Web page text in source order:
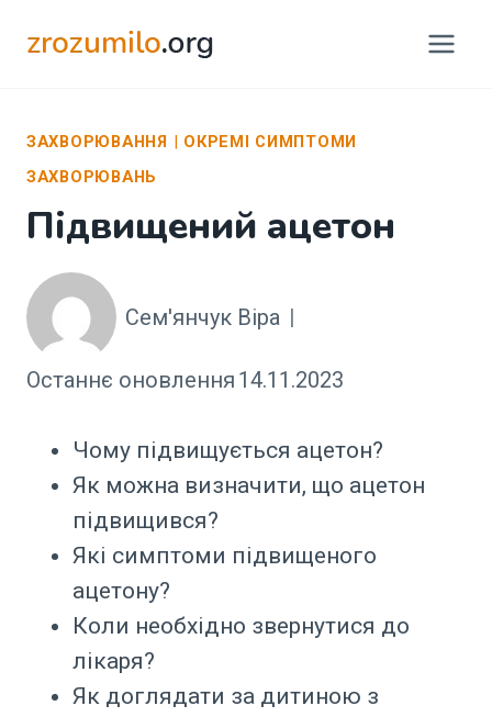
ЗАХВОРЮВАННЯ | ОКРЕМІ СИМПТОМИ
ЗАХВОРЮВАНЬ
Підвищений ацетон
Сем'янчук Віра
Останнє оновлення 14.11.2023
Чому підвищується ацетон?
Як можна визначити, що ацетон
підвищився?
Які симптоми підвищеного
ацетону?
Коли необхідно звернутися до
лікаря?
Як доглядати за дитиною з